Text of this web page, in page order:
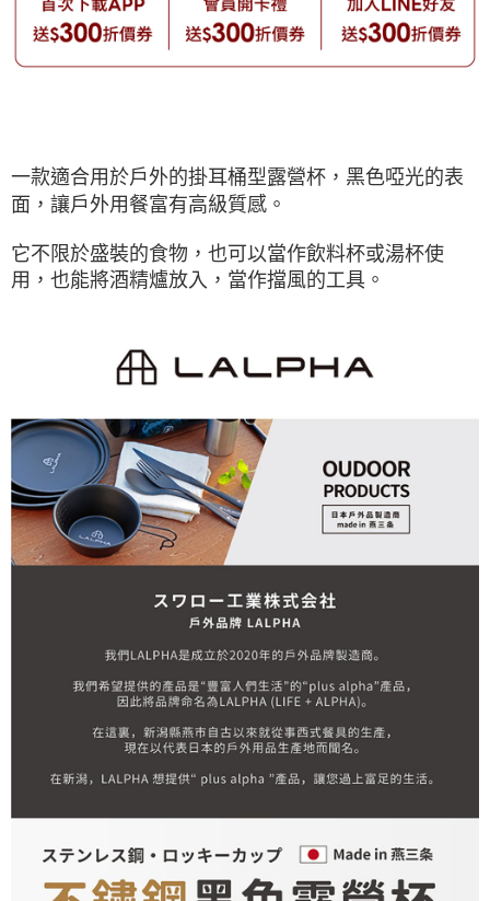
一款適合用於戶外的掛耳桶型露營杯，黑色啞光的表
面，讓戶外用餐富有高級質感。
它不限於盛裝的食物，也可以當作飲料杯或湯杯使
用，也能將酒精爐放入，當作擋風的工具。